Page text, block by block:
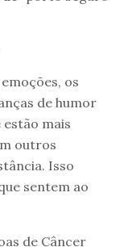
os
de humor
mais
outros
Isso
sentem ao
de Câncer